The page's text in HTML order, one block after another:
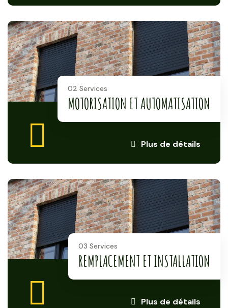
Plus de détails
02 Services
MOTORISATION ET AUTOMATISATION
Plus de détails
03 Services
REMPLACEMENT ET INSTALLATION